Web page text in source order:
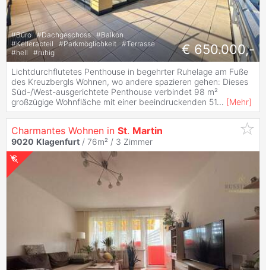
#Büro #Dachgeschoss #Balkon
#Kellerabteil #Parkmöglichkeit #Terrasse
#hell #ruhig € 650.000,-
Lichtdurchflutetes Penthouse in begehrter Ruhelage am Fuße
des Kreuzbergls Wohnen, wo andere spazieren gehen: Dieses
Süd-/West-ausgerichtete Penthouse verbindet 98 m²
großzügige Wohnfläche mit einer beeindruckenden 51... [Mehr]
Charmantes Wohnen in St. Martin
9020 Klagenfurt / 76m² / 3 Zimmer